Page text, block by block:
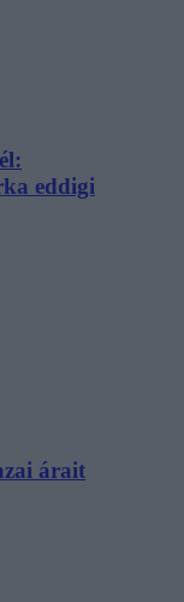
eddigi
árait